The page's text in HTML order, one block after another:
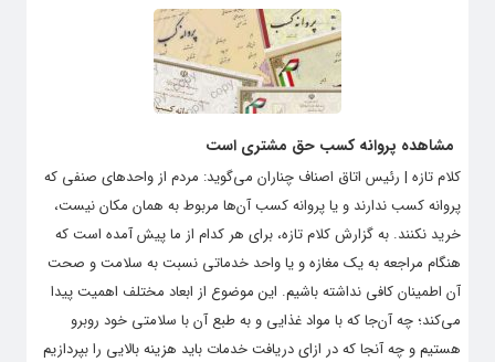
مشاهده پروانه کسب حق مشتری است
کلام تازه | رئیس اتاق اصناف چناران می‌گوید: مردم از واحدهای صنفی که
پروانه کسب ندارند و یا پروانه کسب آن‌ها مربوط به همان مکان نیست،
خرید نکنند. به گزارش کلام تازه، برای هر کدام از ما پیش آمده است که
هنگام مراجعه به یک مغازه و یا واحد خدماتی نسبت به سلامت و صحت
آن اطمینان کافی نداشته باشیم. این موضوع از ابعاد مختلف اهمیت پیدا
می‌کند؛ چه آن‌جا که با مواد غذایی و به طبع آن با سلامتی خود روبرو
هستیم و چه آنجا که در ازای دریافت خدمات باید هزینه بالایی را بپردازیم